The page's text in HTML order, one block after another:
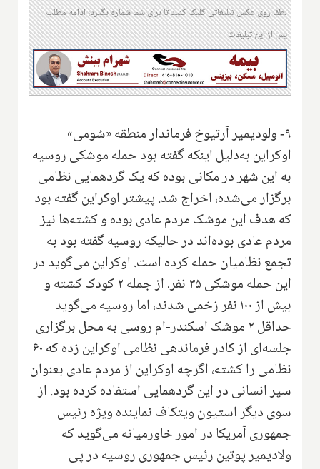
لطفا روی عکس تبلیغاتی کلیک کنید تا برای شما شماره بگیرد؛ ادامه مطلب
پس از این تبلیغات
۹- ولودیمیر آرتیوخ فرماندار منطقه «سُومی»
اوکراین به‌دلیل اینکه گفته بود حمله موشکی روسیه
به این شهر در مکانی بوده که یک گردهمایی نظامی
برگزار می‌شده، اخراج شد. پیشتر اوکراین گفته بود
که هدف این موشک مردم عادی بوده و کشته‌ها نیز
مردم عادی بوده‌اند در حالیکه روسیه گفته بود به
تجمع نظامیان حمله کرده است. اوکراین می‌گوید در
این حمله موشکی ۳۵ نفر، از جمله ۲ کودک کشته و
بیش از ۱۰۰ نفر زخمی شدند، اما روسیه می‌گوید
حداقل ۲ موشک اسکندر-ام روسی به محل برگزاری
جلسه‌ای از کادر فرماندهی نظامی اوکراین زده که ۶۰
نظامی را کشته، اگرچه اوکراین از مردم عادی بعنوان
سپر انسانی در این گردهمایی استفاده کرده بود. از
سوی دیگر استیون ویتکاف نماینده ویژه رئیس
جمهوری آمریکا در امور خاورمیانه می‌گوید که
ولادیمیر پوتین رئیس جمهوری روسیه در پی